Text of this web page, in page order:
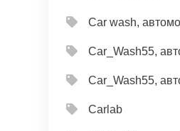
Car wash,
Car_Wash55,
Car_Wash55,
Carlab